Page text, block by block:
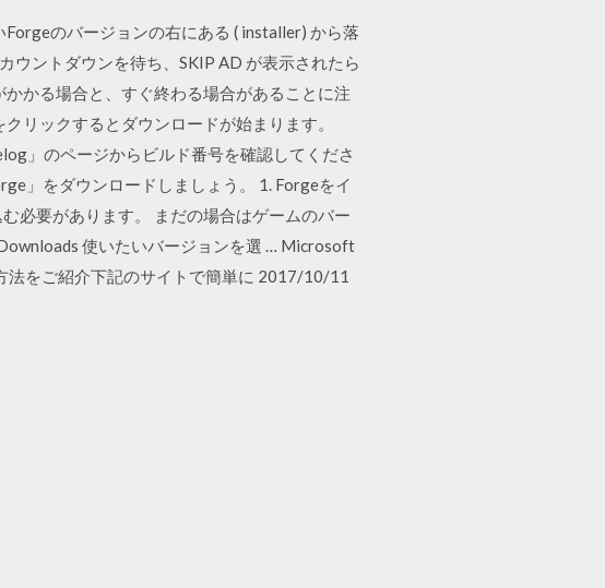
のバージョンの右にある ( installer) から落
ウントダウンを待ち、SKIP AD が表示されたら
かる場合と、すぐ終わる場合があることに注
リックするとダウンロードが始まります。
」のページからビルド番号を確認してくださ
」をダウンロードしましょう。 1. Forgeをイ
必要があります。 まだの場合はゲームのバー
使いたいバージョンを選 … Microsoft
をご紹介下記のサイトで簡単に 2017/10/11